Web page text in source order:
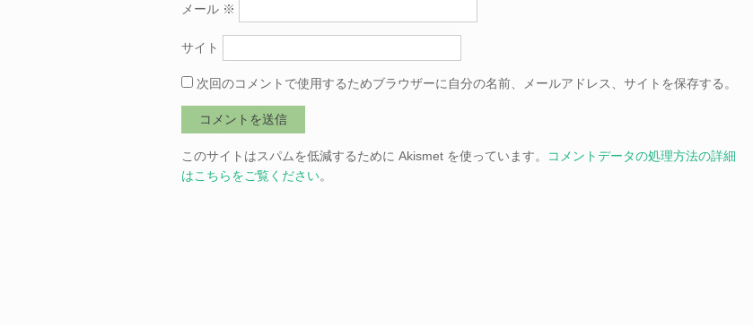
メール ※
サイト
次回のコメントで使用するためブラウザーに自分の名前、メールアドレス、サイトを保存する。
このサイトはスパムを低減するために Akismet を使っています。
コメントデータの処理方法の詳細
はこちらをご覧ください。